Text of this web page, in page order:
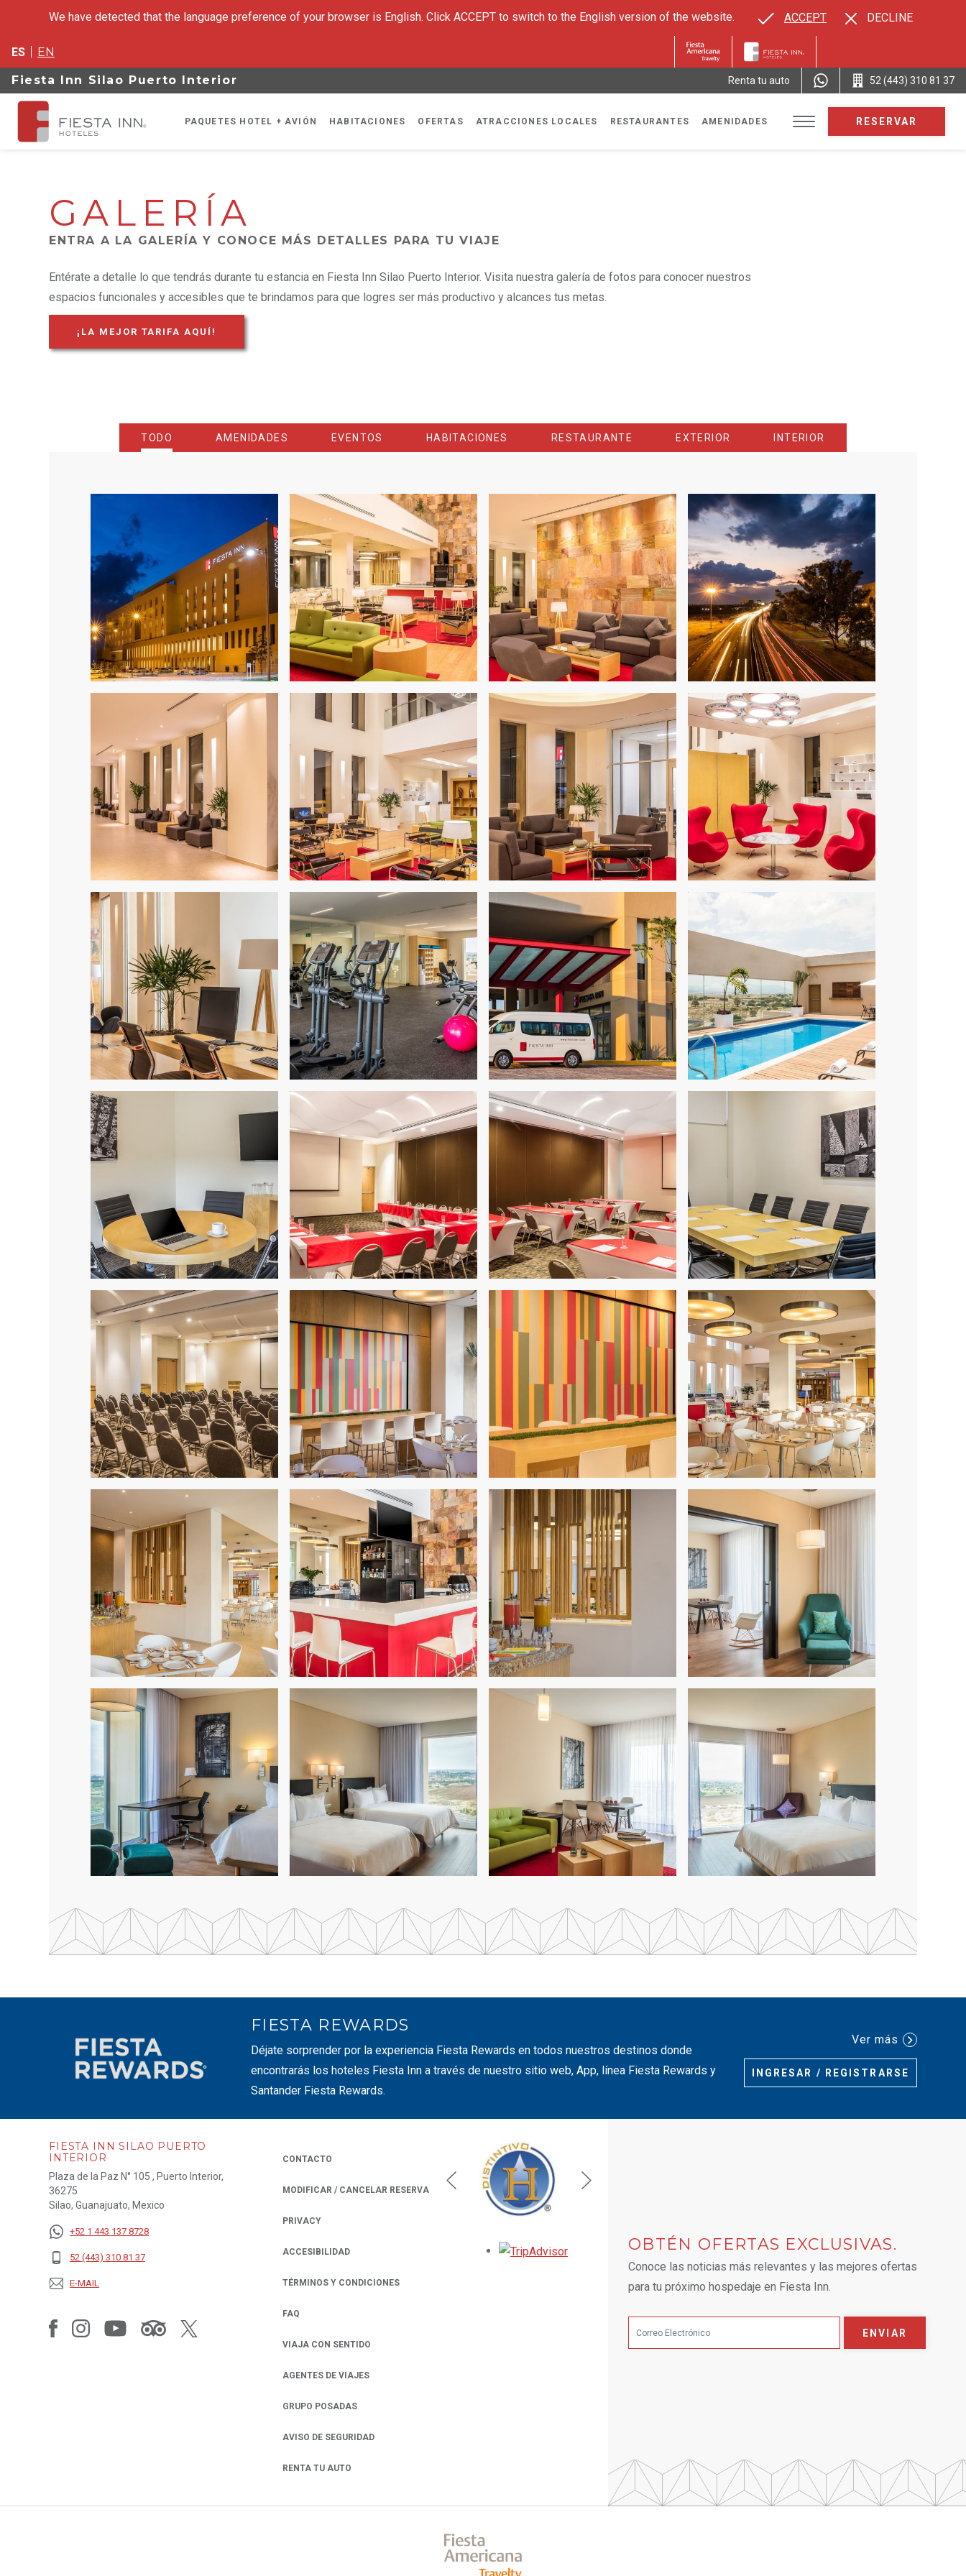
ES EN
Fiesta Inn Silao Puerto Interior Renta tu auto 52 (443) 310 81 37
PAQUETES HOTEL + AVIÓN HABITACIONES OFERTAS ATRACCIONES LOCALES RESTAURANTES AMENIDADES RESERVAR
We have detected that the language preference of your browser is English. Click ACCEPT to switch to the English version of the website. ACCEPT DECLINE
GALERÍA
ENTRA A LA GALERÍA Y CONOCE MÁS DETALLES PARA TU VIAJE
Entérate a detalle lo que tendrás durante tu estancia en Fiesta Inn Silao Puerto Interior. Visita nuestra galería de fotos para conocer nuestros
espacios funcionales y accesibles que te brindamos para que logres ser más productivo y alcances tus metas.
¡LA MEJOR TARIFA AQUÍ!
OPENS IN A NEW TAB.
TODO AMENIDADES EVENTOS HABITACIONES RESTAURANTE EXTERIOR INTERIOR
FIESTA REWARDS
Déjate sorprender por la experiencia Fiesta Rewards en todos nuestros destinos donde
encontrarás los hoteles Fiesta Inn a través de nuestro sitio web, App, línea Fiesta Rewards y
Santander Fiesta Rewards.
Ver más
INGRESAR / REGISTRARSE
FIESTA INN SILAO PUERTO
INTERIOR
Plaza de la Paz N° 105 , Puerto Interior,
36275
Silao, Guanajuato, Mexico
+52 1 443 137 8728
52 (443) 310 81 37
E-MAIL
CONTACTO
MODIFICAR / CANCELAR RESERVA
PRIVACY
OPENS IN A NEW TAB.
ACCESIBILIDAD
TÉRMINOS Y CONDICIONES
FAQ
VIAJA CON SENTIDO
AGENTES DE VIAJES
GRUPO POSADAS
AVISO DE SEGURIDAD
RENTA TU AUTO
OPENS IN A NEW TAB.
Opens in a new tab.OBTÉN OFERTAS EXCLUSIVAS.
Conoce las noticias más relevantes y las mejores ofertas
para tu próximo hospedaje en Fiesta Inn.
ENVIAR